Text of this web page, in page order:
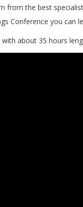
from the best
Conference you can
about 35 hours